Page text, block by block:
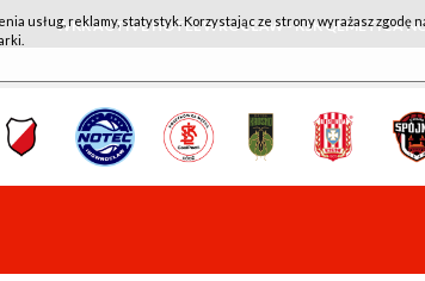
WKK ACTIVE HOTEL WROCŁAW - KSK QEMETICA
usług, reklamy, statystyk. Korzystając ze strony wyrażasz zgodę